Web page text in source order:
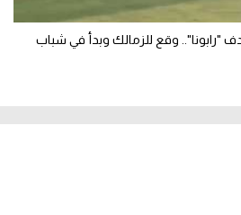
"رابونا".. وقع للزمالك وبدأ في شباب